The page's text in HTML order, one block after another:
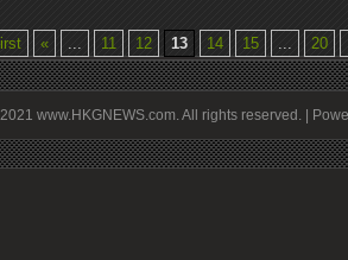
« ... 11 12 13 14 15 ... 20
www.HKGNEWS.com. All rights reserved. |